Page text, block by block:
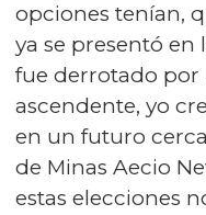
opciones tenían,
ya se presentó en
fue derrotado por
ascendente, yo
en un futuro
de Minas Aecio
estas elecciones